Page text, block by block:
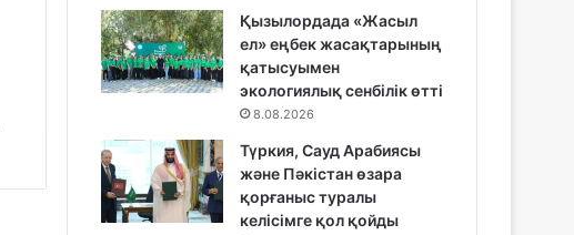
Қызылордада «Жасыл
ел» еңбек жасақтарының
қатысуымен
экологиялық сенбілік өтті
8.08.2026
Түркия, Сауд Арабиясы
және Пәкістан өзара
қорғаныс туралы
келісімге қол қойды